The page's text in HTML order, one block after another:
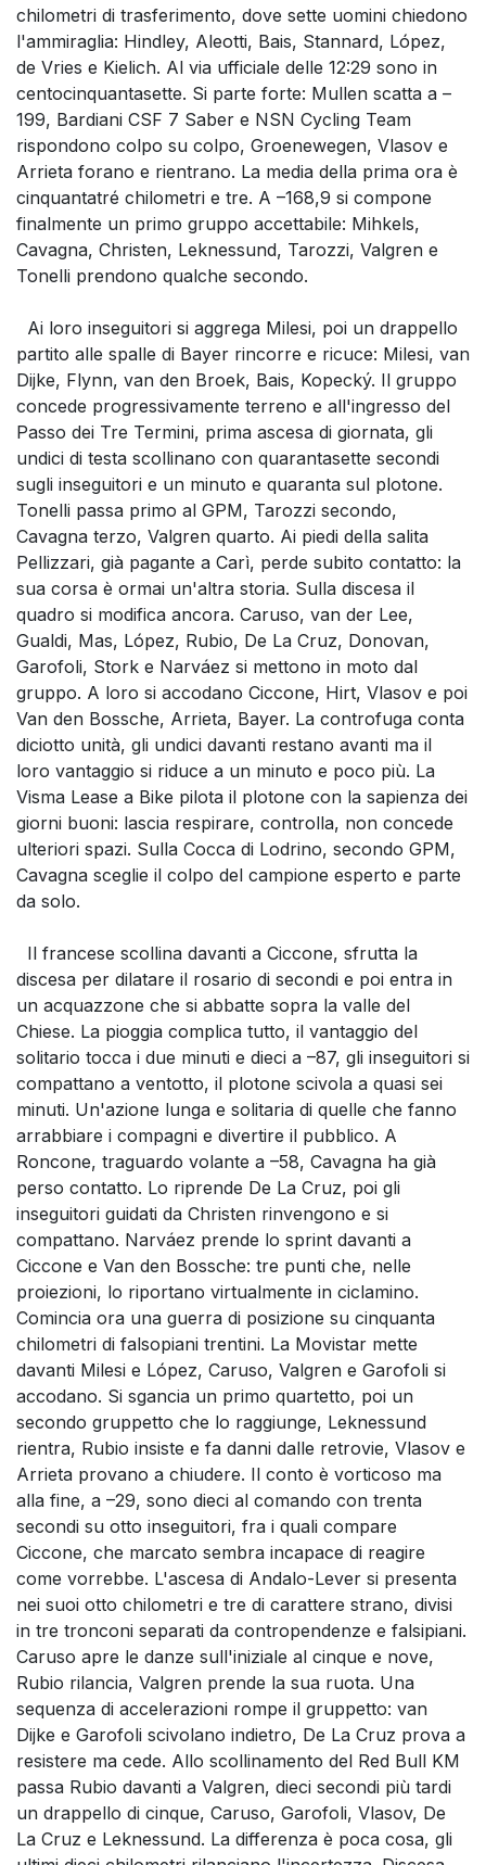
chilometri di trasferimento, dove sette uomini chiedono
l'ammiraglia: Hindley, Aleotti, Bais, Stannard, López,
de Vries e Kielich. Al via ufficiale delle 12:29 sono in
centocinquantasette. Si parte forte: Mullen scatta a –
199, Bardiani CSF 7 Saber e NSN Cycling Team
rispondono colpo su colpo, Groenewegen, Vlasov e
Arrieta forano e rientrano. La media della prima ora è
cinquantatré chilometri e tre. A –168,9 si compone
finalmente un primo gruppo accettabile: Mihkels,
Cavagna, Christen, Leknessund, Tarozzi, Valgren e
Tonelli prendono qualche secondo.
Ai loro inseguitori si aggrega Milesi, poi un drappello
partito alle spalle di Bayer rincorre e ricuce: Milesi, van
Dijke, Flynn, van den Broek, Bais, Kopecký. Il gruppo
concede progressivamente terreno e all'ingresso del
Passo dei Tre Termini, prima ascesa di giornata, gli
undici di testa scollinano con quarantasette secondi
sugli inseguitori e un minuto e quaranta sul plotone.
Tonelli passa primo al GPM, Tarozzi secondo,
Cavagna terzo, Valgren quarto. Ai piedi della salita
Pellizzari, già pagante a Carì, perde subito contatto: la
sua corsa è ormai un'altra storia. Sulla discesa il
quadro si modifica ancora. Caruso, van der Lee,
Gualdi, Mas, López, Rubio, De La Cruz, Donovan,
Garofoli, Stork e Narváez si mettono in moto dal
gruppo. A loro si accodano Ciccone, Hirt, Vlasov e poi
Van den Bossche, Arrieta, Bayer. La controfuga conta
diciotto unità, gli undici davanti restano avanti ma il
loro vantaggio si riduce a un minuto e poco più. La
Visma Lease a Bike pilota il plotone con la sapienza dei
giorni buoni: lascia respirare, controlla, non concede
ulteriori spazi. Sulla Cocca di Lodrino, secondo GPM,
Cavagna sceglie il colpo del campione esperto e parte
da solo.
Il francese scollina davanti a Ciccone, sfrutta la
discesa per dilatare il rosario di secondi e poi entra in
un acquazzone che si abbatte sopra la valle del
Chiese. La pioggia complica tutto, il vantaggio del
solitario tocca i due minuti e dieci a –87, gli inseguitori si
compattano a ventotto, il plotone scivola a quasi sei
minuti. Un'azione lunga e solitaria di quelle che fanno
arrabbiare i compagni e divertire il pubblico. A
Roncone, traguardo volante a –58, Cavagna ha già
perso contatto. Lo riprende De La Cruz, poi gli
inseguitori guidati da Christen rinvengono e si
compattano. Narváez prende lo sprint davanti a
Ciccone e Van den Bossche: tre punti che, nelle
proiezioni, lo riportano virtualmente in ciclamino.
Comincia ora una guerra di posizione su cinquanta
chilometri di falsopiani trentini. La Movistar mette
davanti Milesi e López, Caruso, Valgren e Garofoli si
accodano. Si sgancia un primo quartetto, poi un
secondo gruppetto che lo raggiunge, Leknessund
rientra, Rubio insiste e fa danni dalle retrovie, Vlasov e
Arrieta provano a chiudere. Il conto è vorticoso ma
alla fine, a –29, sono dieci al comando con trenta
secondi su otto inseguitori, fra i quali compare
Ciccone, che marcato sembra incapace di reagire
come vorrebbe. L'ascesa di Andalo-Lever si presenta
nei suoi otto chilometri e tre di carattere strano, divisi
in tre tronconi separati da contropendenze e falsipiani.
Caruso apre le danze sull'iniziale al cinque e nove,
Rubio rilancia, Valgren prende la sua ruota. Una
sequenza di accelerazioni rompe il gruppetto: van
Dijke e Garofoli scivolano indietro, De La Cruz prova a
resistere ma cede. Allo scollinamento del Red Bull KM
passa Rubio davanti a Valgren, dieci secondi più tardi
un drappello di cinque, Caruso, Garofoli, Vlasov, De
La Cruz e Leknessund. La differenza è poca cosa, gli